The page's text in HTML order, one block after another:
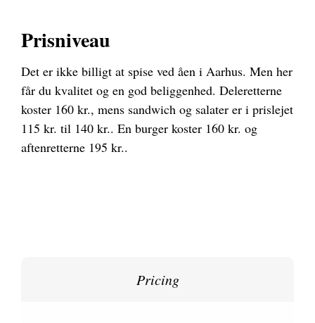
Prisniveau
Det er ikke billigt at spise ved åen i Aarhus. Men her
får du kvalitet og en god beliggenhed. Deleretterne
koster 160 kr., mens sandwich og salater er i prislejet
115 kr. til 140 kr.. En burger koster 160 kr. og
aftenretterne 195 kr..
Pricing